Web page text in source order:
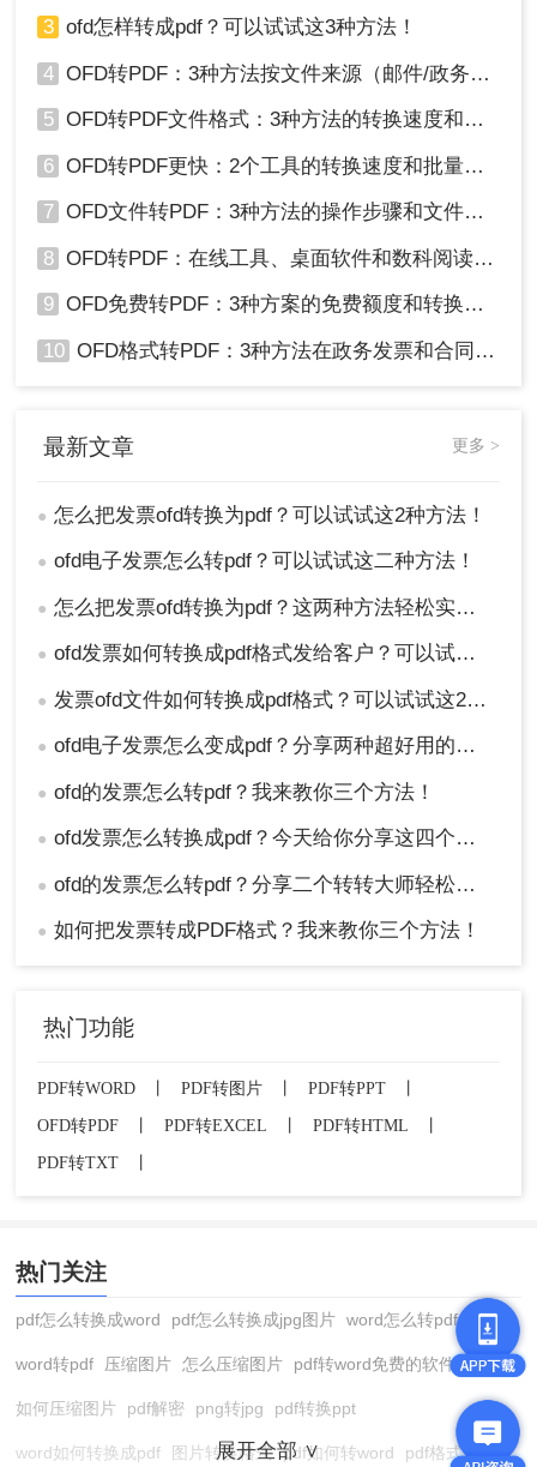
3 ofd怎样转成pdf？可以试试这3种方法！
4 OFD转PDF：3种方法按文件来源（邮件/政务平台/扫描件）选！
5 OFD转PDF文件格式：3种方法的转换速度和格式保留对比！
6 OFD转PDF更快：2个工具的转换速度和批量处理能力对比！
7 OFD文件转PDF：3种方法的操作步骤和文件大小限制！
8 OFD转PDF：在线工具、桌面软件和数科阅读器，哪个更适合你！
9 OFD免费转PDF：3种方案的免费额度和转换效果实测！
10 OFD格式转PDF：3种方法在政务发票和合同上的转换精度差异！
最新文章 更多 >
● 怎么把发票ofd转换为pdf？可以试试这2种方法！
● ofd电子发票怎么转pdf？可以试试这二种方法！
● 怎么把发票ofd转换为pdf？这两种方法轻松实现转换
● ofd发票如何转换成pdf格式发给客户？可以试试这3种方法！
● 发票ofd文件如何转换成pdf格式？可以试试这2种方法
● ofd电子发票怎么变成pdf？分享两种超好用的转换方法！
● ofd的发票怎么转pdf？我来教你三个方法！
● ofd发票怎么转换成pdf？今天给你分享这四个方法！
● ofd的发票怎么转pdf？分享二个转转大师轻松转换方法！
● 如何把发票转成PDF格式？我来教你三个方法！
热门功能
PDF转WORD PDF转图片 PDF转PPT
OFD转PDF
PDF转EXCEL PDF转HTML
PDF转TXT
热门关注
pdf怎么转换成word pdf怎么转换成jpg图片 word怎么转pdf
word转pdf 压缩图片 怎么压缩图片 pdf转word免费的软件
如何压缩图片 pdf解密 png转jpg pdf转换ppt
word如何转换成pdf 图片转换格式 pdf如何转word pdf格式转换
展开全部 ∨